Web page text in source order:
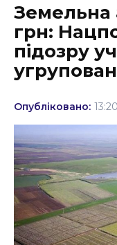
Культура
Освіта
Політика
Соціум
Спорт
Стиль життя
Земельна
грн:
підозру
Опубліковано: